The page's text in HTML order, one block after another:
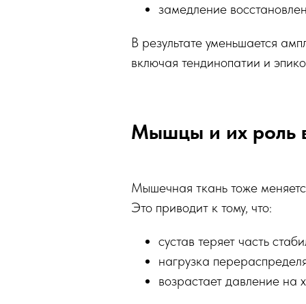
замедление
В результате уменьшается
включая тендинопатии и
Мышцы и их роль
Мышечная ткань тоже
Это приводит к тому, что:
сустав теряет часть
нагрузка
возрастает давление на